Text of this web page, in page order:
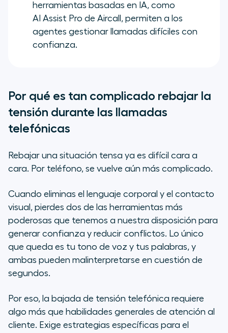
herramientas basadas en IA, como
AI Assist Pro de Aircall, permiten a los
agentes gestionar llamadas difíciles con
confianza.
Por qué es tan complicado rebajar la
tensión durante las llamadas
telefónicas
Rebajar una situación tensa ya es difícil cara a
cara. Por teléfono, se vuelve aún más complicado.
Cuando eliminas el lenguaje corporal y el contacto
visual, pierdes dos de las herramientas más
poderosas que tenemos a nuestra disposición para
generar confianza y reducir conflictos. Lo único
que queda es tu tono de voz y tus palabras, y
ambas pueden malinterpretarse en cuestión de
segundos.
Por eso, la bajada de tensión telefónica requiere
algo más que habilidades generales de atención al
cliente. Exige estrategias específicas para el